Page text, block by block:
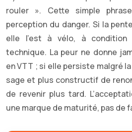
rouler ». Cette simple
perception du danger. Si la
elle l’est à vélo, à condition
technique. La peur ne donne
en VTT ; si elle persiste malgré
sage et plus constructif de
de revenir plus tard.
une marque de maturité, pas de